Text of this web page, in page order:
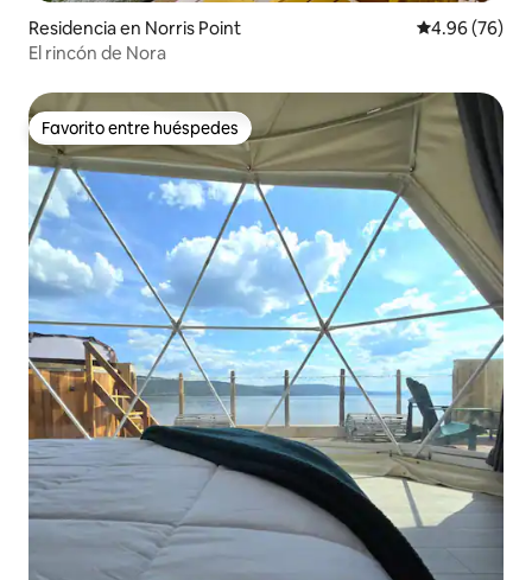
Residencia en Norris Point Calificación
4.96 (76)
El rincón de Nora
Favorito entre huéspedes
Favorito entre huéspedes